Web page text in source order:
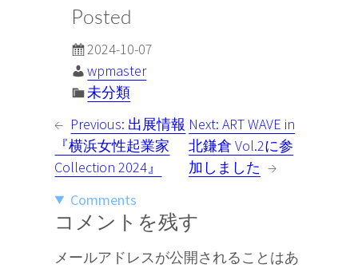
Posted
2024-10-07
wpmaster
未分類
← Previous: 出展情報
『横浜女性起業家
Collection 2024』
Next:ART WAVE in
北鎌倉 Vol.2に参
加しました →
Comments
コメントを残す
メールアドレスが公開されることはあ